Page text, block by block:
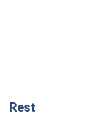
Rest